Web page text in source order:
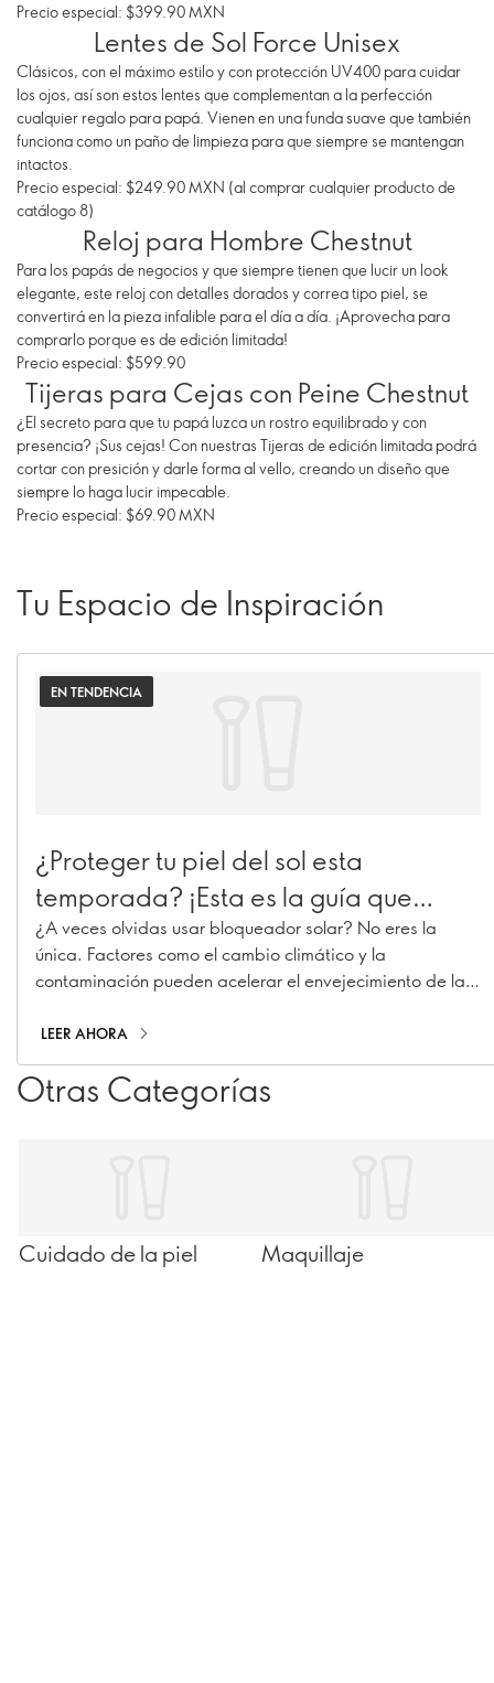
Precio especial: $399.90 MXN
Lentes de Sol Force Unisex
Clásicos, con el máximo estilo y con protección UV400 para cuidar
los ojos, así son estos lentes que complementan a la perfección
cualquier regalo para papá. Vienen en una funda suave que también
funciona como un paño de limpieza para que siempre se mantengan
intactos.
Precio especial: $249.90 MXN (al comprar cualquier producto de
catálogo 8)
Reloj para Hombre Chestnut
Para los papás de negocios y que siempre tienen que lucir un look
elegante, este reloj con detalles dorados y correa tipo piel, se
convertirá en la pieza infalible para el día a día. ¡Aprovecha para
comprarlo porque es de edición limitada!
Precio especial: $599.90
Tijeras para Cejas con Peine Chestnut
¿El secreto para que tu papá luzca un rostro equilibrado y con
presencia? ¡Sus cejas! Con nuestras Tijeras de edición limitada podrá
cortar con presición y darle forma al vello, creando un diseño que
siempre lo haga lucir impecable.
Precio especial: $69.90 MXN
Tu Espacio de Inspiración
EN TENDENCIA
¿Proteger tu piel del sol esta
temporada? ¡Esta es la guía que
debes de tener a la mano!
¿A veces olvidas usar bloqueador solar? No eres la
única. Factores como el cambio climático y la
contaminación pueden acelerar el envejecimiento de la
pérdida de colágeno.
LEER AHORA
Otras Categorías
Cuidado de la piel Maquillaje